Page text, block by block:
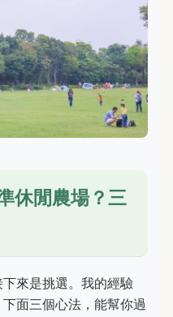
休閒農場？三
來是挑選。我的經驗
面三個心法，能幫你過